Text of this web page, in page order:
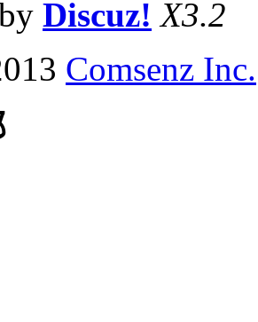
Discuz! X3.2
Comsenz Inc.